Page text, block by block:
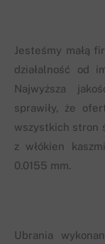
Jesteśmy małą
działalność od
Najwyższa
sprawiły, że
wszystkich stron
z włókien
0.0155 mm.
Ubrania